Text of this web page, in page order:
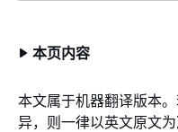
本页内容
本文属于机器翻译版本
异，则一律以英文原文为